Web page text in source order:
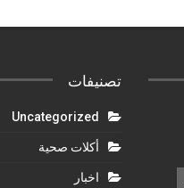
تصنيفات
Uncategorized
أكلات صحية
اخبار